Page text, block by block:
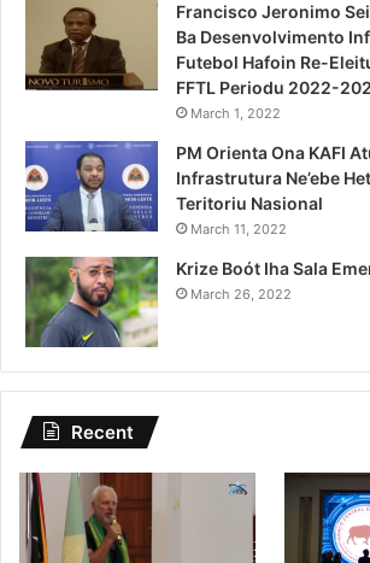
Francisco Jeronimo
Ba Desenvolvimento
Futebol Hafoin Re-
FFTL Periodu 2022-
March 1, 2022
PM Orienta Ona KAFI
Infrastrutura Ne’ebe
Teritoriu Nasional
March 11, 2022
Krize Boót Iha Sala
March 26, 2022
Recent